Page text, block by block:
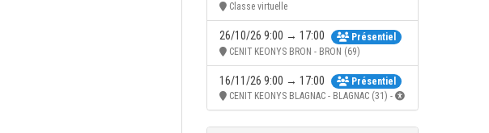
Classe virtuelle
26/10/26 9:00 → 17:00
Présentiel
CENIT KEONYS BRON - BRON (69)
16/11/26 9:00 → 17:00
Présentiel
CENIT KEONYS BLAGNAC - BLAGNAC (31) -